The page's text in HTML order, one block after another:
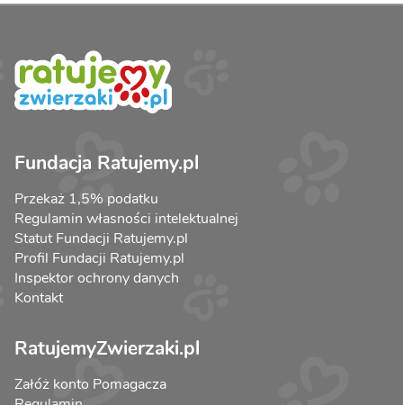
Fundacja Ratujemy.pl
Przekaż 1,5% podatku
Regulamin własności intelektualnej
Statut Fundacji Ratujemy.pl
Profil Fundacji Ratujemy.pl
Inspektor ochrony danych
Kontakt
RatujemyZwierzaki.pl
Załóż konto Pomagacza